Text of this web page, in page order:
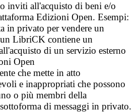
inviti all'acquisto di beni e/o
Edizioni Open. Esempi:
in privato per vendere un
LibriCK contiene un
di un servizio esterno
Open
che mette in atto
e inappropriati che possono
o più membri della
di messaggi in privato.